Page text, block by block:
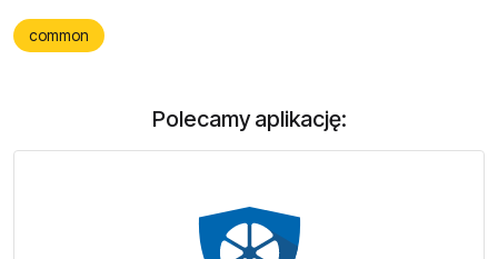
common
Polecamy aplikację: